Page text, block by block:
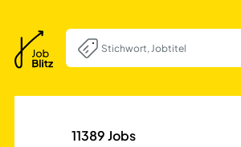
Senior
11389Jobs